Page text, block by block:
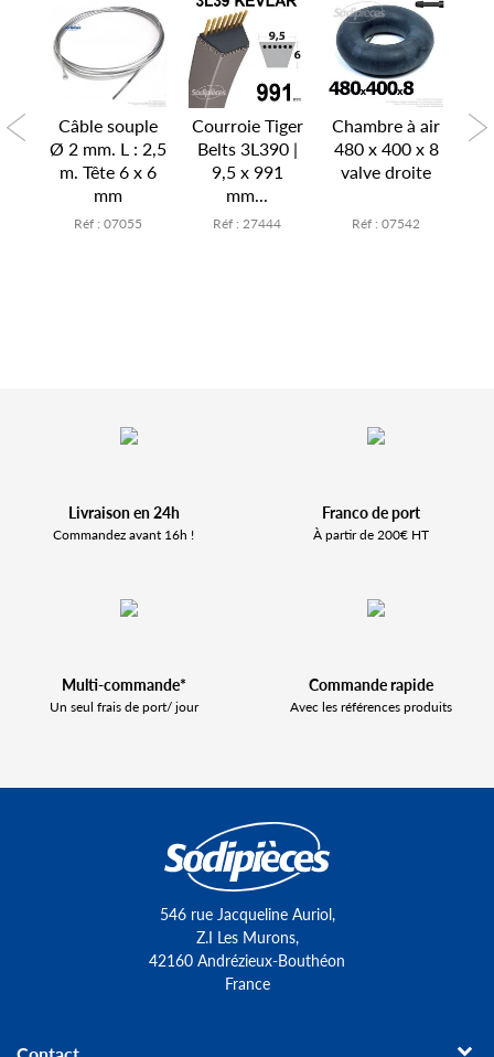
Câble souple
Ø 2 mm. L : 2,5
m. Tête 6 x 6
mm
Réf : 07055
Courroie Tiger
Belts 3L390 |
9,5 x 991
mm...
Réf : 27444
Chambre à air
480 x 400 x 8
valve droite
Réf : 07542
Livraison en 24h
Commandez avant 16h !
Franco de port
À partir de 200€ HT
Multi-commande*
Un seul frais de port/ jour
Commande rapide
Avec les références produits
546 rue Jacqueline Auriol,
Z.I Les Murons,
42160 Andrézieux-Bouthéon
France